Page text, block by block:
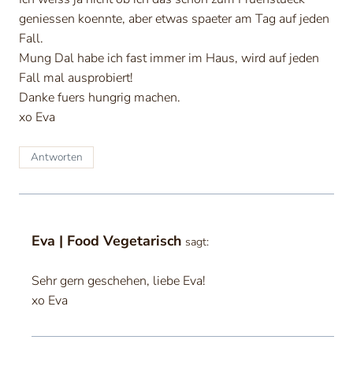
geniessen koennte, aber etwas spaeter am Tag auf jeden
Fall.
Mung Dal habe ich fast immer im Haus, wird auf jeden
Fall mal ausprobiert!
Danke fuers hungrig machen.
xo Eva
Antworten
Eva | Food Vegetarisch sagt:
Sehr gern geschehen, liebe Eva!
xo Eva